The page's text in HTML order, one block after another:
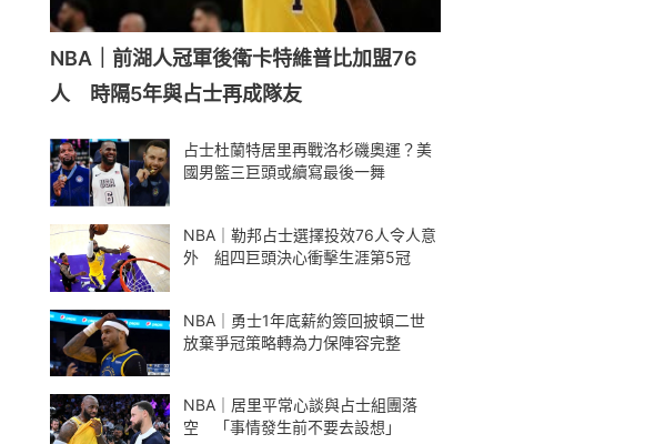
NBA｜前湖人冠軍後衛卡特維普比加盟76
人 時隔5年與占士再成隊友
占士杜蘭特居里再戰洛杉磯奧運？美
國男籃三巨頭或續寫最後一舞
NBA｜勒邦占士選擇投效76人令人意
外 組四巨頭決心衝擊生涯第5冠
NBA｜勇士1年底薪約簽回披頓二世
放棄爭冠策略轉為力保陣容完整
NBA｜居里平常心談與占士組團落
空 「事情發生前不要去設想」